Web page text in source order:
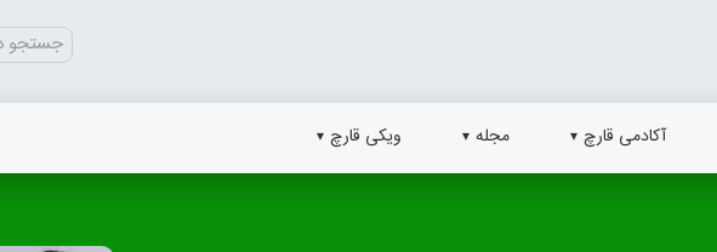
آکادمی قارچ مجله ویکی قارچ